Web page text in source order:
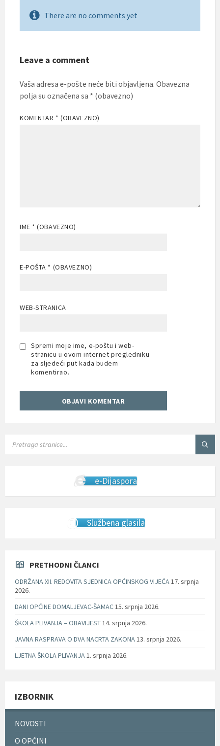
There are no comments yet
Leave a comment
Vaša adresa e-pošte neće biti objavljena. Obavezna
polja su označena sa * (obavezno)
KOMENTAR * (OBAVEZNO)
IME * (OBAVEZNO)
E-POŠTA * (OBAVEZNO)
WEB-STRANICA
Spremi moje ime, e-poštu i web-
stranicu u ovom internet pregledniku
za sljedeći put kada budem
komentirao.
e-Dijaspora
Službena glasila
PRETHODNI ČLANCI
ODRŽANA XII. REDOVITA SJEDNICA OPĆINSKOG VIJEĆA17. srpnja
2026.
DANI OPĆINE DOMALJEVAC-ŠAMAC15. srpnja 2026.
ŠKOLA PLIVANJA – OBAVIJEST14. srpnja 2026.
JAVNA RASPRAVA O DVA NACRTA ZAKONA13. srpnja 2026.
LJETNA ŠKOLA PLIVANJA1. srpnja 2026.
IZBORNIK
NOVOSTI
O OPĆINI